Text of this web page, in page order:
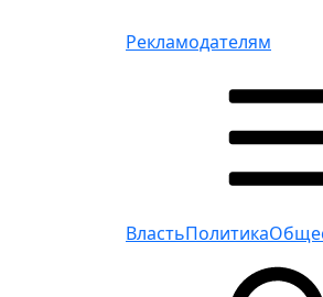
Рекламодателям
ВластьПолитика